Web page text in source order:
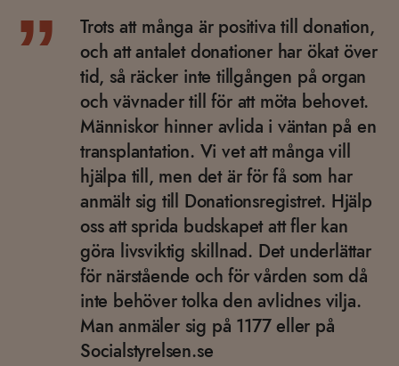
”
Trots att många är positiva till donation,
och att antalet donationer har ökat över
tid, så räcker inte tillgången på organ
och vävnader till för att möta behovet.
Människor hinner avlida i väntan på en
transplantation. Vi vet att många vill
hjälpa till, men det är för få som har
anmält sig till Donationsregistret. Hjälp
oss att sprida budskapet att fler kan
göra livsviktig skillnad. Det underlättar
för närstående och för vården som då
inte behöver tolka den avlidnes vilja.
Man anmäler sig på 1177 eller på
Socialstyrelsen.se